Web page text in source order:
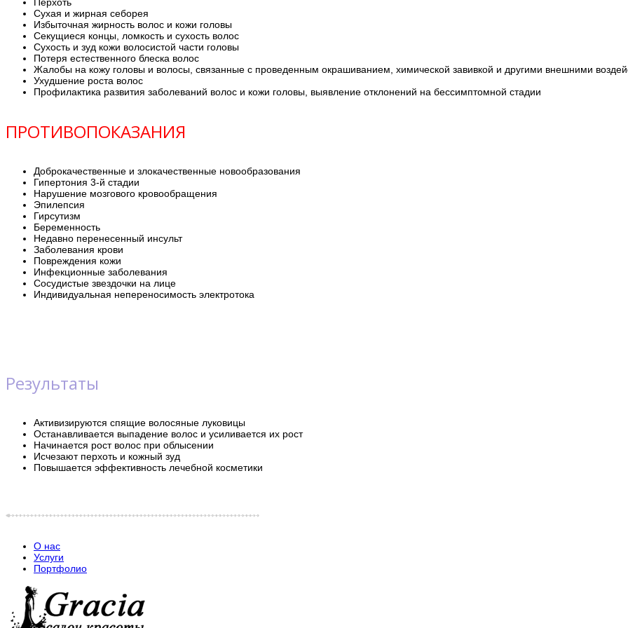
Сухая и жирная себорея
Избыточная жирность волос и кожи головы
Секущиеся концы, ломкость и сухость волос
Сухость и зуд кожи волосистой части головы
Потеря естественного блеска волос
Жалобы на кожу головы и волосы, связанные с проведенным окрашиванием, химической завивкой и другими внешними
Ухудшение роста волос
Профилактика развития заболеваний волос и кожи головы, выявление отклонений на бессимптомной стадии
ПРОТИВОПОКАЗАНИЯ
Доброкачественные и злокачественные новообразования
Гипертония 3-й стадии
Нарушение мозгового кровообращения
Эпилепсия
Гирсутизм
Беременность
Недавно перенесенный инсульт
Заболевания крови
Повреждения кожи
Инфекционные заболевания
Сосудистые звездочки на лице
Индивидуальная непереносимость электротока
Результаты
Активизируются спящие волосяные луковицы
Останавливается выпадение волос и усиливается их рост
Начинается рост волос при облысении
Исчезают перхоть и кожный зуд
Повышается эффективность лечебной косметики
О нас
Услуги
Портфолио